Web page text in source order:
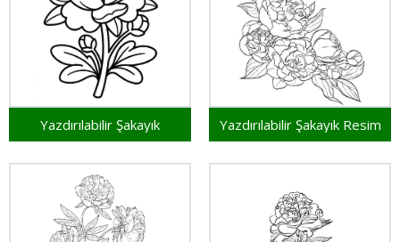
Yazdırılabilir Şakayık Yazdırılabilir Şakayık Resim